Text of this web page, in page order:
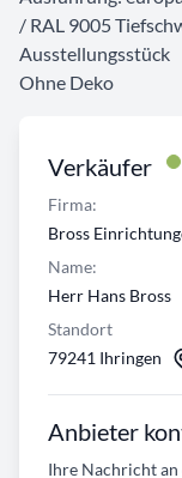
Verkäufer
Firma:
Bross
Name:
Herr Hans Bross
Standort
79241 Ihringen
Anbieter
Ihre Nachricht
/ RAL 9005
Ausstellungsstück
Ohne Deko